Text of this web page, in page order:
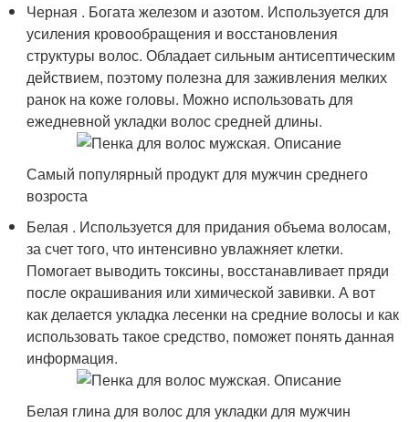
Черная . Богата железом и азотом. Используется для
усиления кровообращения и восстановления
структуры волос. Обладает сильным антисептическим
действием, поэтому полезна для заживления мелких
ранок на коже головы. Можно использовать для
ежедневной укладки волос средней длины.
Самый популярный продукт для мужчин среднего
возроста
Белая . Используется для придания объема волосам,
за счет того, что интенсивно увлажняет клетки.
Помогает выводить токсины, восстанавливает пряди
после окрашивания или химической завивки. А вот
как делается укладка лесенки на средние волосы и как
использовать такое средство, поможет понять данная
информация.
Белая глина для волос для укладки для мужчин